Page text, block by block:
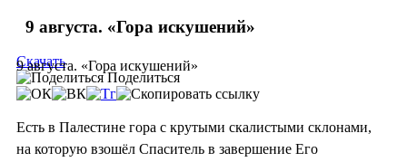
9 августа. «Гора искушений»
9 августа. «Гора искушений»
Скачать
Поделиться
Есть в Палестине гора с крутыми скалистыми склонами,
на которую взошёл Спаситель в завершение Его